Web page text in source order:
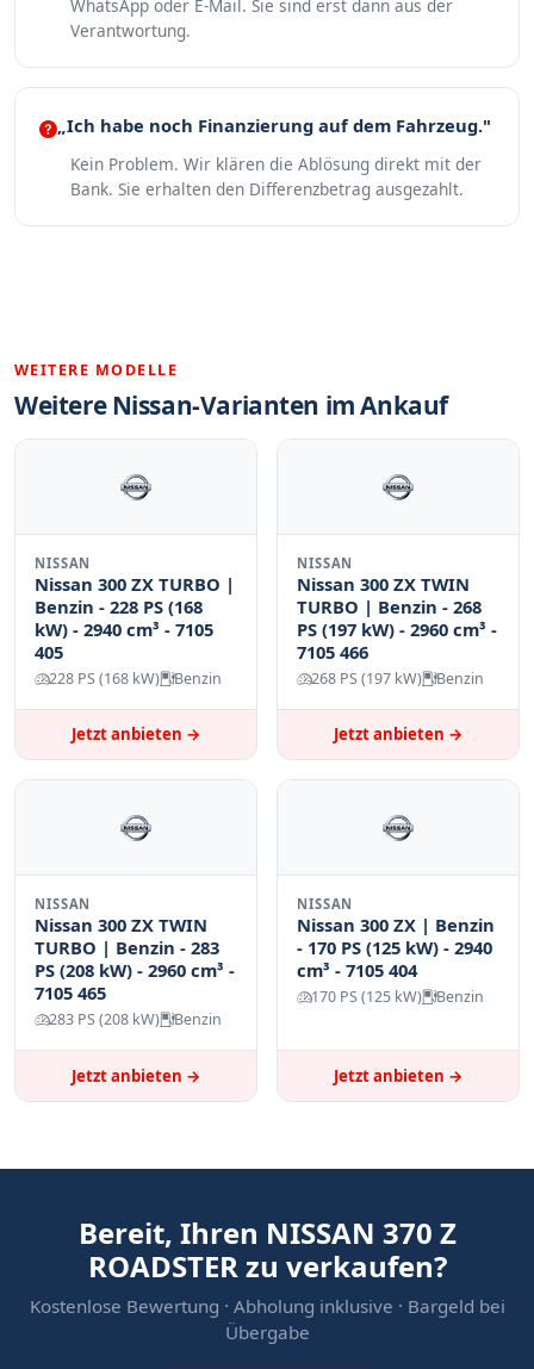
WhatsApp oder E-Mail. Sie sind erst dann aus der
Verantwortung.
„Ich habe noch Finanzierung auf dem Fahrzeug."
Kein Problem. Wir klären die Ablösung direkt mit der
Bank. Sie erhalten den Differenzbetrag ausgezahlt.
WEITERE MODELLE
Weitere Nissan-Varianten im Ankauf
NISSAN
Nissan 300 ZX TURBO |
Benzin - 228 PS (168
kW) - 2940 cm³ - 7105
405
228 PS (168 kW) Benzin
Jetzt anbieten →
NISSAN
Nissan 300 ZX TWIN
TURBO | Benzin - 268
PS (197 kW) - 2960 cm³ -
7105 466
268 PS (197 kW) Benzin
Jetzt anbieten →
NISSAN
Nissan 300 ZX TWIN
TURBO | Benzin - 283
PS (208 kW) - 2960 cm³ -
7105 465
283 PS (208 kW) Benzin
Jetzt anbieten →
NISSAN
Nissan 300 ZX | Benzin
- 170 PS (125 kW) - 2940
cm³ - 7105 404
170 PS (125 kW) Benzin
Jetzt anbieten →
Bereit, Ihren NISSAN 370 Z
ROADSTER zu verkaufen?
Kostenlose Bewertung · Abholung inklusive · Bargeld bei
Übergabe